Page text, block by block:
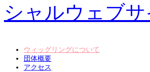
ウィッグリングについて
団体概要
アクセス